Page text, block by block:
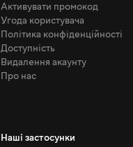
Активувати промокод
Угода користувача
Політика конфіденційності
Доступність
Видалення акаунту
Про нас
Наші застосунки